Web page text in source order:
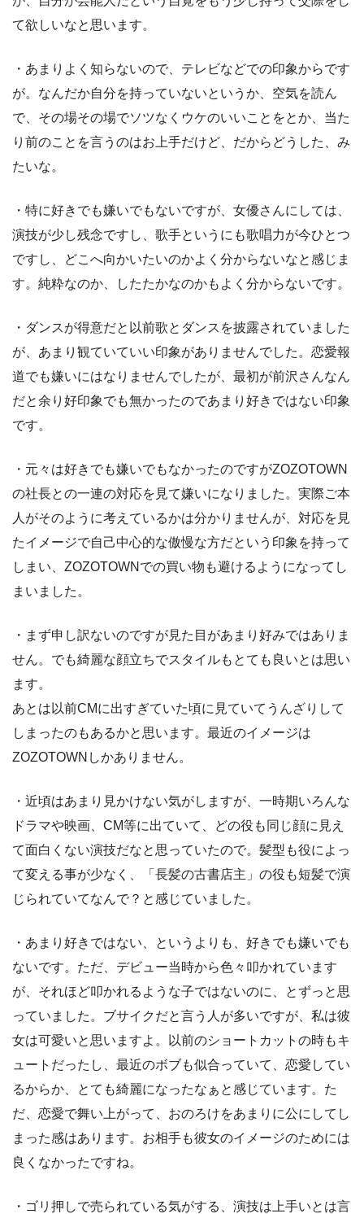
て欲しいなと思います。
・あまりよく知らないので、テレビなどでの印象からです
が。なんだか自分を持っていないというか、空気を読ん
で、その場その場でソツなくウケのいいことをとか、当た
り前のことを言うのはお上手だけど、だからどうした、み
たいな。
・特に好きでも嫌いでもないですが、女優さんにしては、
演技が少し残念ですし、歌手というにも歌唱力が今ひとつ
ですし、どこへ向かいたいのかよく分からないなと感じま
す。純粋なのか、したたかなのかもよく分からないです。
・ダンスが得意だと以前歌とダンスを披露されていました
が、あまり観ていていい印象がありませんでした。恋愛報
道でも嫌いにはなりませんでしたが、最初が前沢さんなん
だと余り好印象でも無かったのであまり好きではない印象
です。
・元々は好きでも嫌いでもなかったのですがZOZOTOWN
の社長との一連の対応を見て嫌いになりました。実際ご本
人がそのように考えているかは分かりませんが、対応を見
たイメージで自己中心的な傲慢な方だという印象を持って
しまい、ZOZOTOWNでの買い物も避けるようになってし
まいました。
・まず申し訳ないのですが見た目があまり好みではありま
せん。でも綺麗な顔立ちでスタイルもとても良いとは思い
ます。
あとは以前CMに出すぎていた頃に見ていてうんざりして
しまったのもあるかと思います。最近のイメージは
ZOZOTOWNしかありません。
・近頃はあまり見かけない気がしますが、一時期いろんな
ドラマや映画、CM等に出ていて、どの役も同じ顔に見え
て面白くない演技だなと思っていたので。髪型も役によっ
て変える事が少なく、「長髪の古書店主」の役も短髪で演
じられていてなんで？と感じていました。
・あまり好きではない、というよりも、好きでも嫌いでも
ないです。ただ、デビュー当時から色々叩かれています
が、それほど叩かれるような子ではないのに、とずっと思
っていました。ブサイクだと言う人が多いですが、私は彼
女は可愛いと思いますよ。以前のショートカットの時もキ
ュートだったし、最近のボブも似合っていて、恋愛してい
るからか、とても綺麗になったなぁと感じています。た
だ、恋愛で舞い上がって、おのろけをあまりに公にしてし
まった感はあります。お相手も彼女のイメージのためには
良くなかったですね。
・ゴリ押しで売られている気がする、演技は上手いとは言